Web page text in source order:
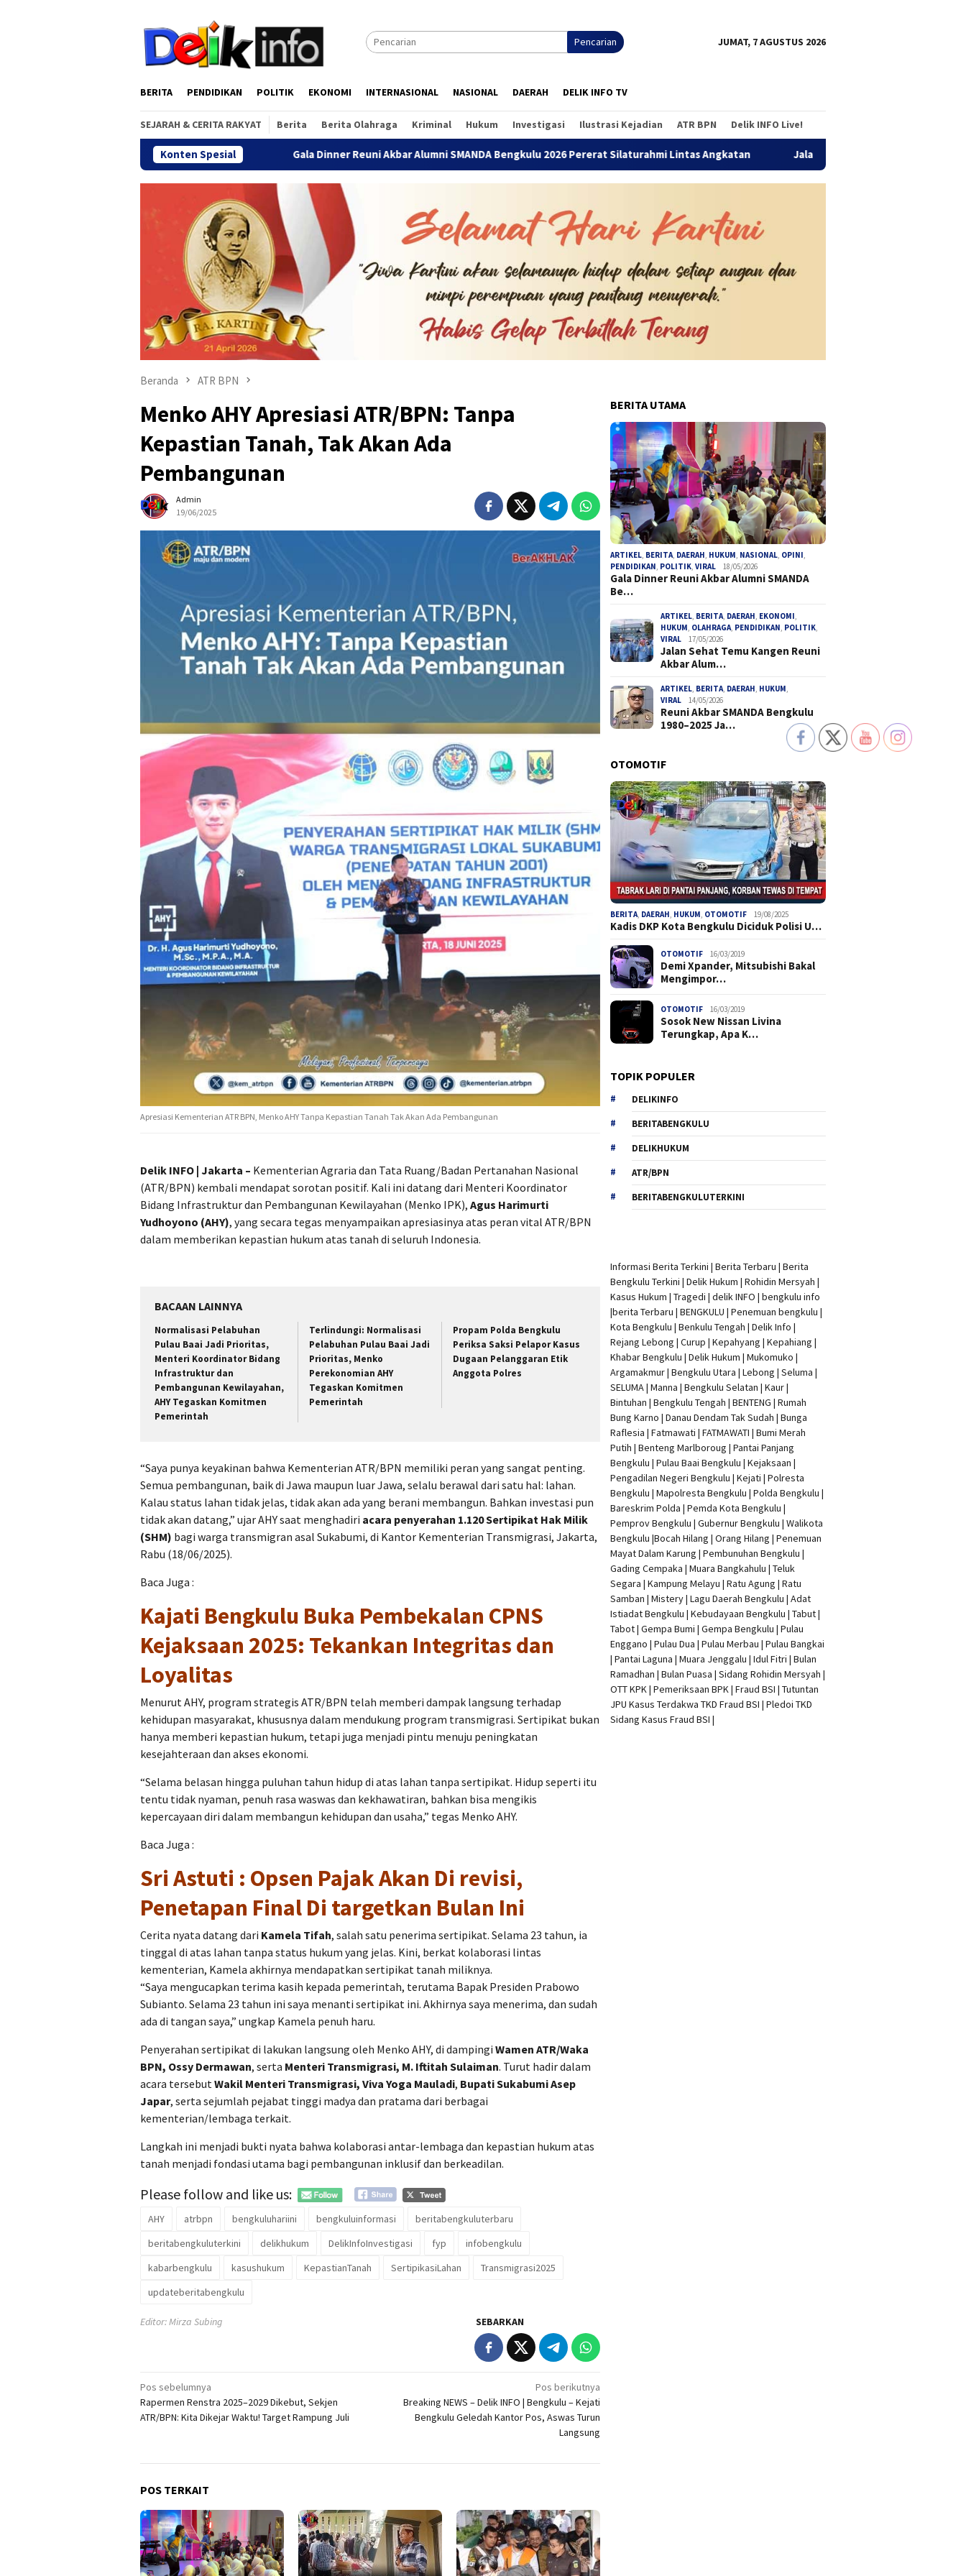
Pencarian JUMAT, 7 AGUSTUS 2026
BERITA PENDIDIKAN POLITIK EKONOMI INTERNASIONAL NASIONAL DAERAH DELIK INFO TV
SEJARAH & CERITA RAKYAT Berita Berita Olahraga Kriminal Hukum Investigasi Ilustrasi Kejadian ATR BPN Delik INFO Live!
Konten Spesial
Gala Dinner Reuni Akbar Alumni SMANDA Bengkulu 2026 Pererat Silaturahmi Lintas Angkatan Jalan Sehat Temu Kangen Reuni Akbar Alumni SMANDA
Beranda ATR BPN
Menko AHY Apresiasi ATR/BPN: Tanpa
Kepastian Tanah, Tak Akan Ada
Pembangunan
Admin
19/06/2025
Apresiasi Kementerian ATR BPN, Menko AHY Tanpa Kepastian Tanah Tak Akan Ada Pembangunan
Delik INFO | Jakarta – Kementerian Agraria dan Tata Ruang/Badan Pertanahan Nasional
(ATR/BPN) kembali mendapat sorotan positif. Kali ini datang dari Menteri Koordinator
Bidang Infrastruktur dan Pembangunan Kewilayahan (Menko IPK), Agus Harimurti
Yudhoyono (AHY), yang secara tegas menyampaikan apresiasinya atas peran vital ATR/BPN
dalam memberikan kepastian hukum atas tanah di seluruh Indonesia.
BACAAN LAINNYA
Normalisasi Pelabuhan
Pulau Baai Jadi Prioritas,
Menteri Koordinator Bidang
Infrastruktur dan
Pembangunan Kewilayahan,
AHY Tegaskan Komitmen
Pemerintah
Terlindungi: Normalisasi
Pelabuhan Pulau Baai Jadi
Prioritas, Menko
Perekonomian AHY
Tegaskan Komitmen
Pemerintah
Propam Polda Bengkulu
Periksa Saksi Pelapor Kasus
Dugaan Pelanggaran Etik
Anggota Polres
“Saya punya keyakinan bahwa Kementerian ATR/BPN memiliki peran yang sangat penting.
Semua pembangunan, baik di Jawa maupun luar Jawa, selalu berawal dari satu hal: lahan.
Kalau status lahan tidak jelas, tidak akan ada yang berani membangun. Bahkan investasi pun
tidak akan datang,” ujar AHY saat menghadiri acara penyerahan 1.120 Sertipikat Hak Milik
(SHM) bagi warga transmigran asal Sukabumi, di Kantor Kementerian Transmigrasi, Jakarta,
Rabu (18/06/2025).
Baca Juga :
Kajati Bengkulu Buka Pembekalan CPNS
Kejaksaan 2025: Tekankan Integritas dan
Loyalitas
Menurut AHY, program strategis ATR/BPN telah memberi dampak langsung terhadap
kehidupan masyarakat, khususnya dalam mendukung program transmigrasi. Sertipikat bukan
hanya memberi kepastian hukum, tetapi juga menjadi pintu menuju peningkatan
kesejahteraan dan akses ekonomi.
“Selama belasan hingga puluhan tahun hidup di atas lahan tanpa sertipikat. Hidup seperti itu
tentu tidak nyaman, penuh rasa waswas dan kekhawatiran, bahkan bisa mengikis
kepercayaan diri dalam membangun kehidupan dan usaha,” tegas Menko AHY.
Baca Juga :
Sri Astuti : Opsen Pajak Akan Di revisi,
Penetapan Final Di targetkan Bulan Ini
Cerita nyata datang dari Kamela Tifah, salah satu penerima sertipikat. Selama 23 tahun, ia
tinggal di atas lahan tanpa status hukum yang jelas. Kini, berkat kolaborasi lintas
kementerian, Kamela akhirnya mendapatkan sertipikat tanah miliknya.
“Saya mengucapkan terima kasih kepada pemerintah, terutama Bapak Presiden Prabowo
Subianto. Selama 23 tahun ini saya menanti sertipikat ini. Akhirnya saya menerima, dan sudah
ada di tangan saya,” ungkap Kamela penuh haru.
Penyerahan sertipikat di lakukan langsung oleh Menko AHY, di dampingi Wamen ATR/Waka
BPN, Ossy Dermawan, serta Menteri Transmigrasi, M. Iftitah Sulaiman. Turut hadir dalam
acara tersebut Wakil Menteri Transmigrasi, Viva Yoga Mauladi, Bupati Sukabumi Asep
Japar, serta sejumlah pejabat tinggi madya dan pratama dari berbagai
kementerian/lembaga terkait.
Langkah ini menjadi bukti nyata bahwa kolaborasi antar-lembaga dan kepastian hukum atas
tanah menjadi fondasi utama bagi pembangunan inklusif dan berkeadilan.
Please follow and like us:
AHY atrbpn bengkuluhariini bengkuluinformasi
beritabengkuluterbaru
beritabengkuluterkini
delikhukum DelikInfoInvestigasi fyp
infobengkulu
kabarbengkulu
kasushukum KepastianTanah SertipikasiLahan
Transmigrasi2025
updateberitabengkulu
Editor: Mirza Subing SEBARKAN
Navigasi
pos
Pos sebelumnya
Rapermen Renstra 2025–2029 Dikebut, Sekjen
ATR/BPN: Kita Dikejar Waktu! Target Rampung Juli
Pos berikutnya
Breaking NEWS – Delik INFO | Bengkulu – Kejati
Bengkulu Geledah Kantor Pos, Aswas Turun
Langsung
POS TERKAIT
BERITA UTAMA
ARTIKEL BERITA DAERAH HUKUM NASIONAL OPINI
PENDIDIKAN POLITIK ,VIRAL 18/05/2026
Gala Dinner Reuni Akbar Alumni SMANDA
Be…
ARTIKEL BERITA DAERAH EKONOMI
HUKUM OLAHRAGA PENDIDIKAN POLITIK
VIRAL
17/05/2026
Jalan Sehat Temu Kangen Reuni
Akbar Alum…
ARTIKEL BERITA DAERAH HUKUM
VIRAL
14/05/2026
Reuni Akbar SMANDA Bengkulu
1980–2025 Ja…
OTOMOTIF
BERITA DAERAH HUKUM OTOMOTIF 19/08/2025
Kadis DKP Kota Bengkulu Diciduk Polisi U…
OTOMOTIF 16/03/2019
Demi Xpander, Mitsubishi Bakal
Mengimpor…
OTOMOTIF 16/03/2019
Sosok New Nissan Livina
Terungkap, Apa K…
TOPIK POPULER
DELIKINFO
BERITABENGKULU
DELIKHUKUM
ATR/BPN
BERITABENGKULUTERKINI
Informasi Berita Terkini |Berita Terbaru |Berita
Bengkulu Terkini |Delik Hukum |Rohidin Mersyah |
Kasus Hukum |Tragedi | delik INFO |bengkulu info
|berita Terbaru | BENGKULU |Penemuan bengkulu |
Kota Bengkulu | Benkulu Tengah |Delik Info |
Rejang Lebong | Curup | Kepahyang | Kepahiang |
Khabar Bengkulu |Delik Hukum | Mukomuko |
Argamakmur | Bengkulu Utara | Lebong | Seluma |
SELUMA | Manna | Bengkulu Selatan | Kaur |
Bintuhan | Bengkulu Tengah | BENTENG | Rumah
Bung Karno | Danau Dendam Tak Sudah | Bunga
Raflesia | Fatmawati | FATMAWATI | Bumi Merah
Putih | Benteng Marlboroug | Pantai Panjang
Bengkulu | Pulau Baai Bengkulu | Kejaksaan |
Pengadilan Negeri Bengkulu | Kejati |Polresta
Bengkulu |Mapolresta Bengkulu | Polda Bengkulu |
Bareskrim Polda | Pemda Kota Bengkulu |
Pemprov Bengkulu |Gubernur Bengkulu | Walikota
Bengkulu |Bocah Hilang | Orang Hilang |Penemuan
Mayat Dalam Karung |Pembunuhan Bengkulu |
Gading Cempaka | Muara Bangkahulu | Teluk
Segara | Kampung Melayu | Ratu Agung | Ratu
Samban | Mistery | Lagu Daerah Bengkulu | Adat
Istiadat Bengkulu | Kebudayaan Bengkulu | Tabut |
Tabot | Gempa Bumi | Gempa Bengkulu |Pulau
Enggano | Pulau Dua | Pulau Merbau | Pulau Bangkai
| Pantai Laguna | Muara Jenggalu | Idul Fitri | Bulan
Ramadhan | Bulan Puasa |Sidang Rohidin Mersyah |
OTT KPK | Pemeriksaan BPK | Fraud BSI |Tutuntan
JPU Kasus Terdakwa TKD Fraud BSI |Pledoi TKD
Sidang Kasus Fraud BSI |